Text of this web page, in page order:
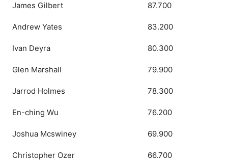
James Gilbert 87.700
Andrew Yates 83.200
Ivan Deyra 80.300
Glen Marshall 79.900
Jarrod Holmes 78.300
En-ching Wu 76.200
Joshua Mcswiney 69.900
Christopher Ozer 66.700